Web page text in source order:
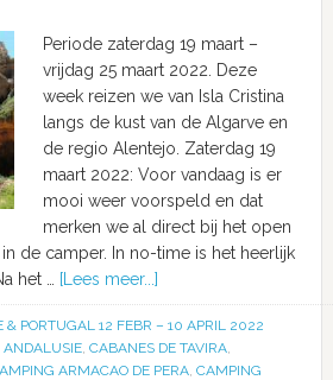
Periode zaterdag 19 maart –
vrijdag 25 maart 2022. Deze
week reizen we van Isla Cristina
langs de kust van de Algarve en
de regio Alentejo. Zaterdag 19
maart 2022: Voor vandaag is er
mooi weer voorspeld en dat
merken we al direct bij het open
de camper. In no-time is het heerlijk
het …
[Lees meer...]
& PORTUGAL 12 FEBR – 10 APRIL 2022
ANDALUSIE, CABANES DE TAVIRA,
ARMACAO DE PERA, CAMPING